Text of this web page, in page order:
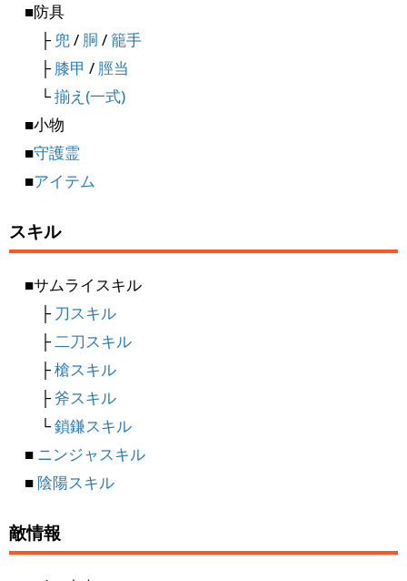
■防具
├兜/ 胴 /籠手
├膝甲 / 脛当
└揃え(一式)
■小物
■守護霊
■アイテム
スキル
■サムライスキル
├刀スキル
├二刀スキル
├槍スキル
├斧スキル
└鎖鎌スキル
■ ニンジャスキル
■陰陽スキル
敵情報